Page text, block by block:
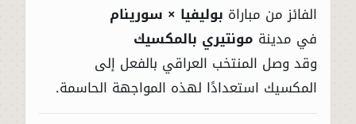
الفائز من مباراة بوليفيا × سورينام
في مدينة مونتيري بالمكسيك
وقد وصل المنتخب العراقي بالفعل إلى
المكسيك استعدادًا لهذه المواجهة الحاسمة.